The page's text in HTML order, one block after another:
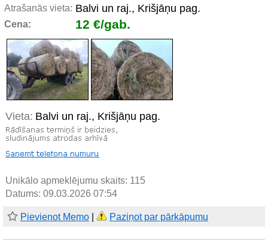
Atrašanās vieta: Balvi un raj., Krišjāņu pag.
Cena: 12 €/gab.
Vieta: Balvi un raj., Krišjāņu pag.
Unikālo apmeklējumu skaits: 115
Datums: 09.03.2026 07:54
Pievienot Memo Paziņot par pārkāpumu